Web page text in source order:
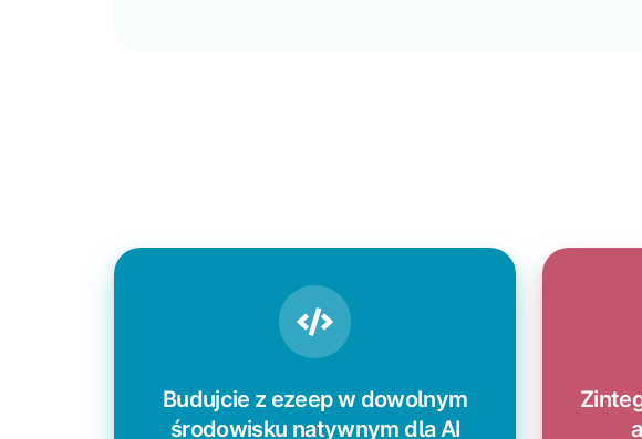
Budujcie z ezeep w dowolnym
środowisku natywnym dla AI
z
ezeep
w
dowolnym
środowisku